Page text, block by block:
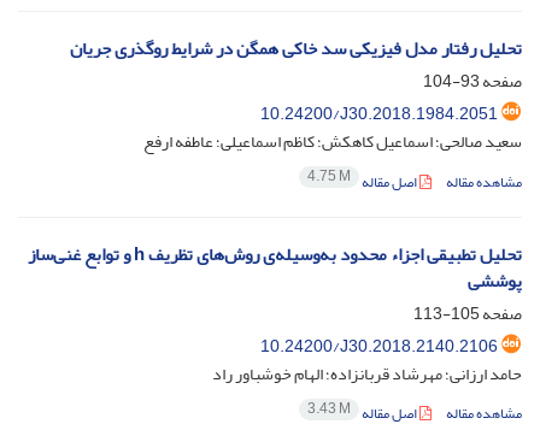
تحلیل رفتار مدل فیزیکی سد خاکی همگن در شرایط روگذری جریان
صفحه93-104
10.24200/J30.2018.1984.2051
سعید صالحی؛ اسماعیل کاهکش؛ کاظم اسماعیلی؛ عاطفه ارفع
مشاهده مقاله اصل مقاله 4.75 M
تحلیل تطبیقی اجزاء محدود به‌وسیله‌ی روش‌های تظریف h و توابع غنی‌ساز
پوششی
صفحه105-113
10.24200/J30.2018.2140.2106
حامد ارزانی؛ مهرشاد قربانزاده؛ الهام خوشباور راد
مشاهده مقاله اصل مقاله 3.43 M